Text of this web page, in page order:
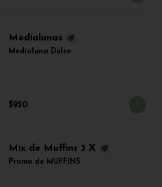
Medialunas
Medialuna Dulce
$950
Mix de Muffins 3 X
Promo de MUFFINS